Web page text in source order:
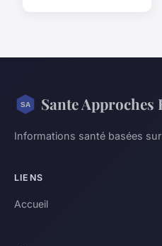
Sante
Informations santé basées
LIENS
Accueil